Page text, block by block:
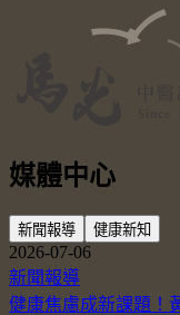
媒體中心
新聞報導 健康新知
2026-07-06
新聞報導
健康焦慮成新課題！